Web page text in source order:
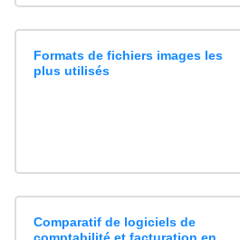
Formats de fichiers images les
plus utilisés
Comparatif de logiciels de